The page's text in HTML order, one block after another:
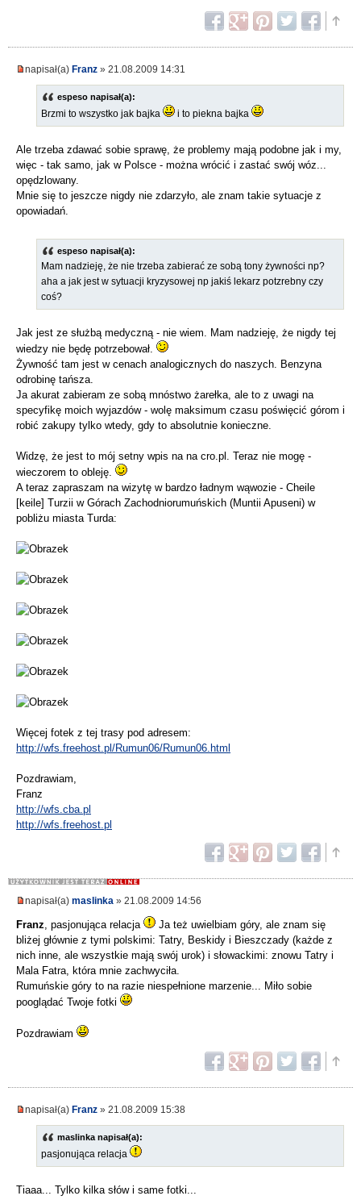
napisał(a) Franz » 21.08.2009 14:31
espeso napisał(a):
Brzmi to wszystko jak bajka i to piekna bajka
Ale trzeba zdawać sobie sprawę, że problemy mają podobne jak i my,
więc - tak samo, jak w Polsce - można wrócić i zastać swój wóz...
opędzlowany.
Mnie się to jeszcze nigdy nie zdarzyło, ale znam takie sytuacje z
opowiadań.
espeso napisał(a):
Mam nadzieję, że nie trzeba zabierać ze sobą tony żywności np?
aha a jak jest w sytuacji kryzysowej np jakiś lekarz potzrebny czy
coś?
Jak jest ze służbą medyczną - nie wiem. Mam nadzieję, że nigdy tej
wiedzy nie będę potrzebował.
Żywność tam jest w cenach analogicznych do naszych. Benzyna
odrobinę tańsza.
Ja akurat zabieram ze sobą mnóstwo żarełka, ale to z uwagi na
specyfikę moich wyjazdów - wolę maksimum czasu poświęcić górom i
robić zakupy tylko wtedy, gdy to absolutnie konieczne.
Widzę, że jest to mój setny wpis na na cro.pl. Teraz nie mogę -
wieczorem to obleję.
A teraz zapraszam na wizytę w bardzo ładnym wąwozie - Cheile
[keile] Turzii w Górach Zachodniorumuńskich (Muntii Apuseni) w
pobliżu miasta Turda:
Więcej fotek z tej trasy pod adresem:
http://wfs.freehost.pl/Rumun06/Rumun06.html
Pozdrawiam,
Franz
http://wfs.cba.pl
http://wfs.freehost.pl
napisał(a) maslinka » 21.08.2009 14:56
Franz , pasjonująca relacja
Ja też uwielbiam góry, ale znam się
bliżej głównie z tymi polskimi: Tatry, Beskidy i Bieszczady (każde z
nich inne, ale wszystkie mają swój urok) i słowackimi: znowu Tatry i
Mala Fatra, która mnie zachwyciła.
Rumuńskie góry to na razie niespełnione marzenie... Miło sobie
pooglądać Twoje fotki
Pozdrawiam
napisał(a) Franz » 21.08.2009 15:38
maslinka napisał(a):
pasjonująca relacja
Tiaaa... Tylko kilka słów i same fotki...